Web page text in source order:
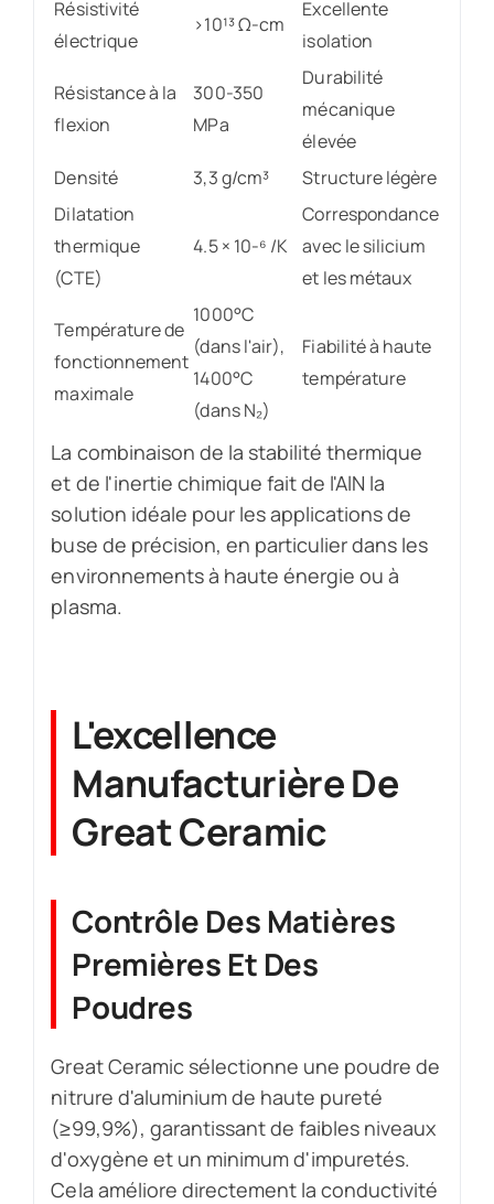
Résistivité
électrique
>10¹³ Ω-cm
Excellente
isolation
Résistance à la
flexion
300-350
MPa
Durabilité
mécanique
élevée
Densité
3,3 g/cm³
Structure légère
Dilatation
thermique
(CTE)
4.5 × 10-⁶ /K
Correspondance
avec le silicium
et les métaux
Température de
fonctionnement
maximale
1000°C
(dans l'air),
1400°C
(dans N₂)
Fiabilité à haute
température
La combinaison de la stabilité thermique
et de l'inertie chimique fait de l'AlN la
solution idéale pour les applications de
buse de précision, en particulier dans les
environnements à haute énergie ou à
plasma.
L'excellence
Manufacturière De
Great Ceramic
Contrôle Des Matières
Premières Et Des
Poudres
Great Ceramic sélectionne une poudre de
nitrure d'aluminium de haute pureté
(≥99,9%), garantissant de faibles niveaux
d'oxygène et un minimum d'impuretés.
Cela améliore directement la conductivité